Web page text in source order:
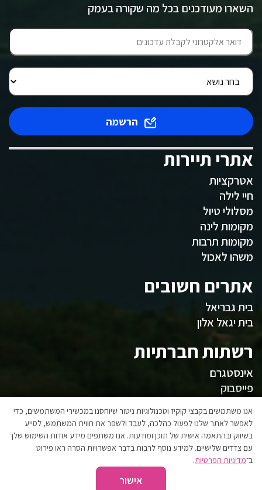
השארו מעודכנים בכל מה שקורה בעמק
הרשמה
אתרי תיירות
אטרקציות
חיי לילה
מסלולי טיול
מקומות לינה
מקומות תרבות
משהו לאכול
אתרים חשובים
בית גבריאל
בית יגאל אלון
רשתות חברתיות
אינסטגרם
פייסבוק
המועצה
אגפי המועצה
הצהרת נגישות
אנו משתמשים בקבצי קוקיז וטכנולוגיות ניטור שיוחסנו במכשירי המשתמשים, כדי
לאפשר לאתר שלנו לפעול כהלכה, לעבד ולשפר את חווית המשתמש, לסייע
בשיווק ובהתאמה אישית של תוכן ומודעות. אנו משתפים מידע אודות השימוש שלך
עם צדדים שלישיים. למידע נוסף לרבות בדבר אפשרויות הסרה ראו פירוט
ב־מדיניות הפרטיות.
אישור